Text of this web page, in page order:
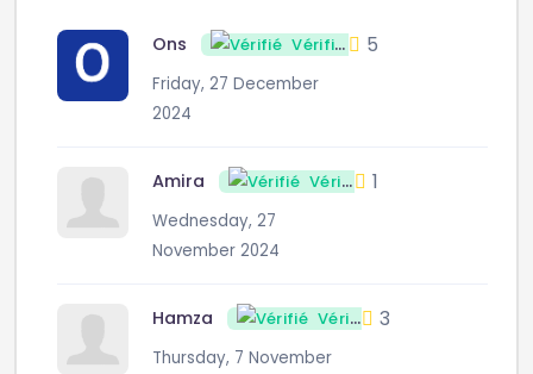
Ons Vérifié 5
Friday, 27 December
2024
Amira Vérifié 1
Wednesday, 27
November 2024
Hamza Vérifié 3
Thursday, 7 November